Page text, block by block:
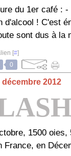
du 1er café :
! C'est
sont dus à la
[#]
0
décembre 2012
1500
en